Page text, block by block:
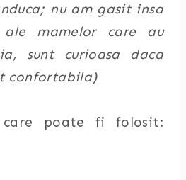
nu am gasit insa
mamelor care au
sunt curioasa daca
confortabila)
care poate fi folosit: